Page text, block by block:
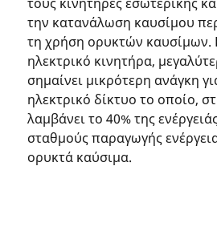
την κατανάλωση καυσίμου
τη χρήση ορυκτών καυσίμων.
ηλεκτρικό κινητήρα,
σημαίνει μικρότερη ανάγκη
ηλεκτρικό δίκτυο το οποίο,
λαμβάνει το 40% της
σταθμούς παραγωγής
ορυκτά καύσιμα.